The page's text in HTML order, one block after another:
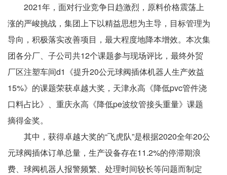
2021年，面对行业竞争日趋激烈，原料价格震荡上
涨的严峻挑战，集团上下以精益思想为主导，目标管理为
导向，积极落实改善项目，最大程度地降本增效。本次集
团各分厂、子公司共12个课题参与现场评比，最终外贸
厂区注塑车间d1 《提升20公元球阀插体机器人生产效益
15%》的课题荣获卓越大奖，天津永高《降低pvc管件浇
口料占比》、重庆永高《降低pe波纹管接头重量》课题
摘得金奖。
其中，获得卓越大奖的“飞虎队”是根据2020全年20公
元球阀插体订单总量，生产设备存在11.2%的停滞期浪
费、球阀机器人报警频繁、处理时间较长等问题而制定